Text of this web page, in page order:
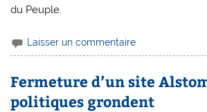
du Peuple.
Laisser un commentaire
Fermeture d’un site
politiques grondent